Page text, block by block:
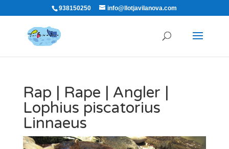
938150250 info@llotjavilanova.com
Rap | Rape | Angler |
Lophius piscatorius
Linnaeus